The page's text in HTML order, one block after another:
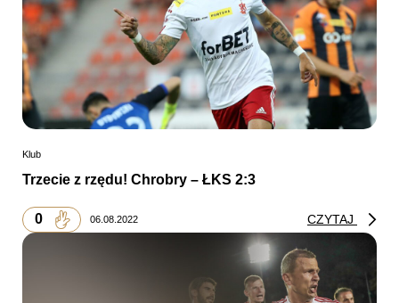
Klub
Trzecie z rzędu! Chrobry – ŁKS 2:3
0 06.08.2022 CZYTAJ